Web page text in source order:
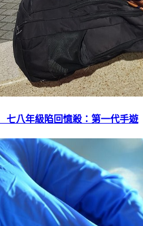
八年級陷回憶殺：第一代手遊